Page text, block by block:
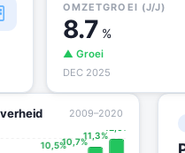
OMZETGROEI (J/J)
8.7 %
▲ Groei
DEC 2025
2009–2020